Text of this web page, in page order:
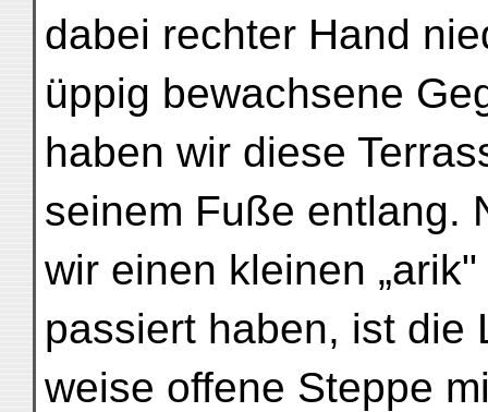
dabei rechter Hand
üppig bewachsene
haben wir diese
seinem Fuße entlang.
wir einen kleinen
passiert haben, ist die
weise offene Steppe